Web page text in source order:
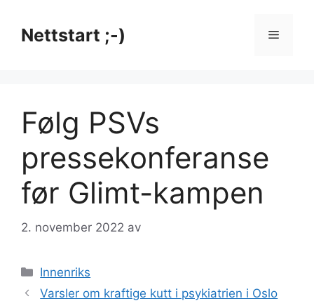
innholdNettstart ;-) Meny
Følg PSVs
pressekonferanse
før Glimt-kampen
2. november 2022 av
Kategorier
Innenriks
Varsler om kraftige kutt i psykiatrien i Oslo